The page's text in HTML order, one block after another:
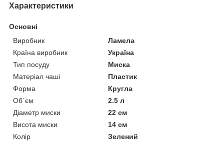
Характеристики
Основні
Виробник
Ламела
Країна виробник
Україна
Тип посуду
Миска
Матеріал чаші
Пластик
Форма
Кругла
Об`єм
2.5 л
Діаметр миски
22 см
Висота миски
14 см
Колір
Зелений